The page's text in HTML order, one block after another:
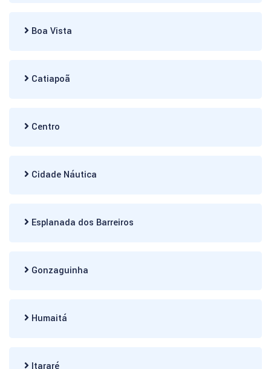
Boa Vista
Catiapoã
Centro
Cidade Náutica
Esplanada dos Barreiros
Gonzaguinha
Humaitá
Itararé